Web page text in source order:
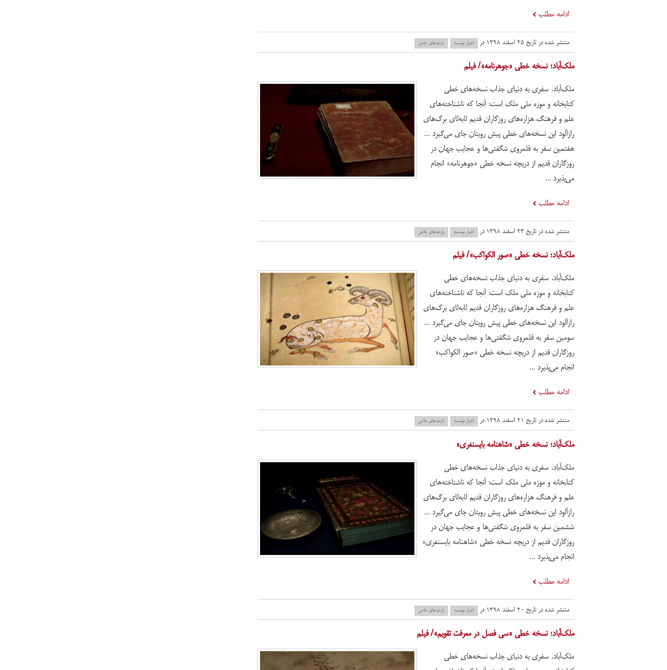
ادامه مطلب
منتشر شده در تاریخ ۲۵ اسفند ۱۳۹۸ در اخبار موسسه بازدید‌های خاص
ملک‌آباد؛ نسخه خطی «جوهرنامه»/ فیلم
ملک‌آباد، سفری به دنیای جذاب نسخه‌های خطی
کتابخانه و موزه ملی ملک است؛ آنجا که ناشناخته‌های
علم و فرهنگِ هزاره‌های روزگاران قدیم لابه‌لای برگ‌های
رازآلود این نسخه‌های خطی پیش رویتان جای می‌گیرد ...
هفتمین سفر به قلمروی شگفتی‌ها و عجایب جهان در
روزگاران قدیم از دریچه نسخه خطی «جوهرنامه» انجام
می‌پذیرد ...
ادامه مطلب
منتشر شده در تاریخ ۲۴ اسفند ۱۳۹۸ در اخبار موسسه بازدید‌های خاص
ملک‌آباد؛ نسخه خطی «صور الکواکب»/ فیلم
ملک‌آباد، سفری به دنیای جذاب نسخه‌های خطی
کتابخانه و موزه ملی ملک است؛ آنجا که ناشناخته‌های
علم و فرهنگِ هزاره‌های روزگاران قدیم لابه‌لای برگ‌های
رازآلود این نسخه‌های خطی پیش رویتان جای می‌گیرد ...
سومین سفر به قلمروی شگفتی‌ها و عجایب جهان در
روزگاران قدیم از دریچه نسخه خطی «صور الکواکب»
انجام می‌پذیرد ...
ادامه مطلب
منتشر شده در تاریخ ۲۱ اسفند ۱۳۹۸ در اخبار موسسه بازدید‌های خاص
ملک‌آباد؛ نسخه خطی «شاهنامه بایسنغری»
ملک‌آباد، سفری به دنیای جذاب نسخه‌های خطی
کتابخانه و موزه ملی ملک است؛ آنجا که ناشناخته‌های
علم و فرهنگِ هزاره‌های روزگاران قدیم لابه‌لای برگ‌های
رازآلود این نسخه‌های خطی پیش رویتان جای می‌گیرد ...
ششمین سفر به قلمروی شگفتی‌ها و عجایب جهان در
روزگاران قدیم از دریچه نسخه خطی «شاهنامه بایسنغری»
انجام می‌پذیرد ...
ادامه مطلب
منتشر شده در تاریخ ۲۰ اسفند ۱۳۹۸ در اخبار موسسه بازدید‌های خاص
ملک‌آباد؛ نسخه خطی «سی فصل در معرفت تقویم»/ فیلم
ملک‌آباد، سفری به دنیای جذاب نسخه‌های خطی